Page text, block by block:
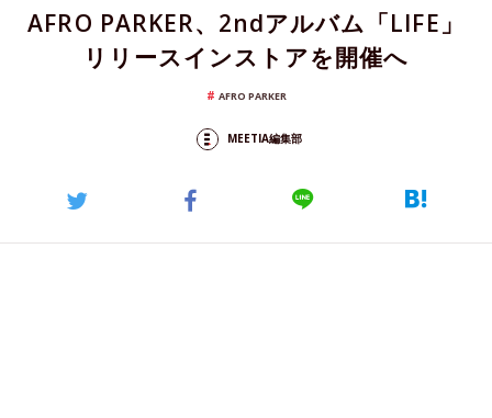
AFRO PARKER、2ndアルバム「LIFE」
リリースインストアを開催へ
AFRO PARKER
MEETIA編集部